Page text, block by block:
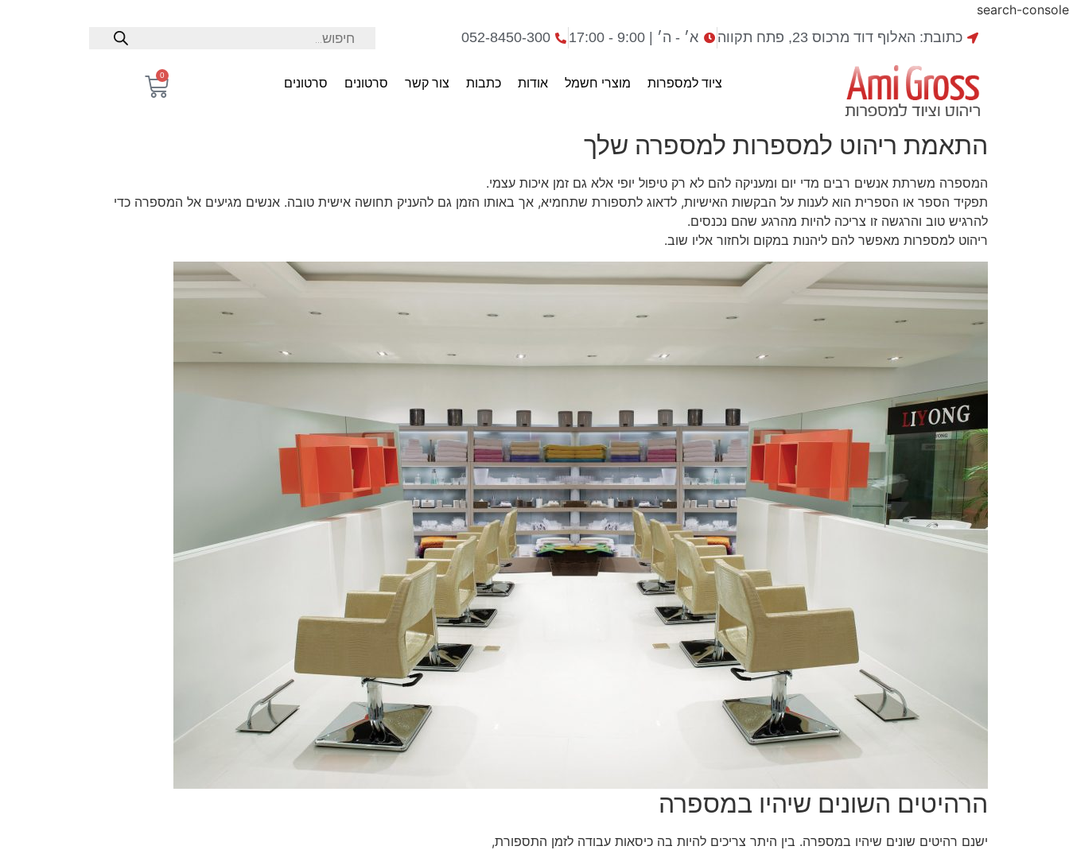
search-console
כתובת: האלוף דוד מרכוס 23, פתח תקווה
א׳ - ה׳ | 9:00 - 17:00 052-8450-300
ציוד למספרות מוצרי חשמל אודות כתבות צור קשר סרטונים סרטונים
0
התאמת ריהוט למספרות למספרה שלך
המספרה משרתת אנשים רבים מדי יום ומעניקה להם לא רק טיפול יופי אלא גם זמן איכות עצמי.
תפקיד הספר או הספרית הוא לענות על הבקשות האישיות, לדאוג לתספורת שתחמיא, אך באותו הזמן גם להעניק תחושה אישית טובה. אנשים מגיעים אל המספרה כדי
להרגיש טוב והרגשה זו צריכה להיות מהרגע שהם נכנסים.
ריהוט למספרות מאפשר להם ליהנות במקום ולחזור אליו שוב.
הרהיטים השונים שיהיו במספרה
ישנם רהיטים שונים שיהיו במספרה. בין היתר צריכים להיות בה כיסאות עבודה לזמן התספורת,